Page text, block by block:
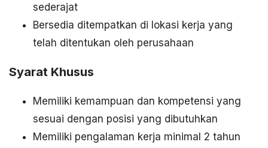
sederajat
Bersedia ditempatkan di lokasi kerja yang
telah ditentukan oleh perusahaan
Syarat Khusus
Memiliki kemampuan dan kompetensi yang
sesuai dengan posisi yang dibutuhkan
Memiliki pengalaman kerja minimal 2 tahun